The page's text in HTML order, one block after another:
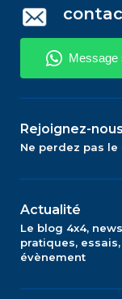
Rejoignez-nous
Ne perdez pas le
Actualité
Le blog 4x4,
pratiques,
évènement